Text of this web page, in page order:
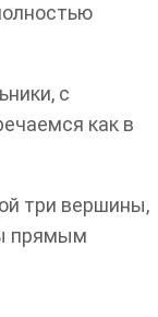
с
как в
три вершины,
прямым